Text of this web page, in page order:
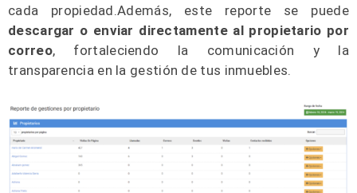
cada propiedad.Además, este reporte se puede
descargar o enviar directamente al propietario por
correo, fortaleciendo la comunicación y la
transparencia en la gestión de tus inmuebles.